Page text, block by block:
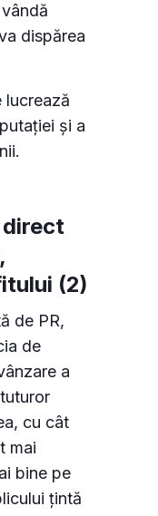
dispărea
lucrează
și a
direct
(2)
de PR,
de
a
cu cât
mai
bine pe
țintă
uri
date stocate pe
pe site-uri